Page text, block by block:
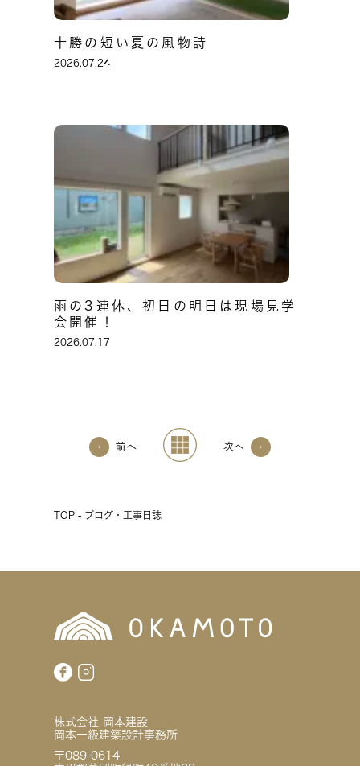
十勝の短い夏の風物詩
2026.07.24
雨の3連休、初日の明日は現場見学
会開催！
2026.07.17
前へ 次へ
TOP - ブログ・工事日誌
株式会社 岡本建設
岡本一級建築設計事務所
〒089-0614